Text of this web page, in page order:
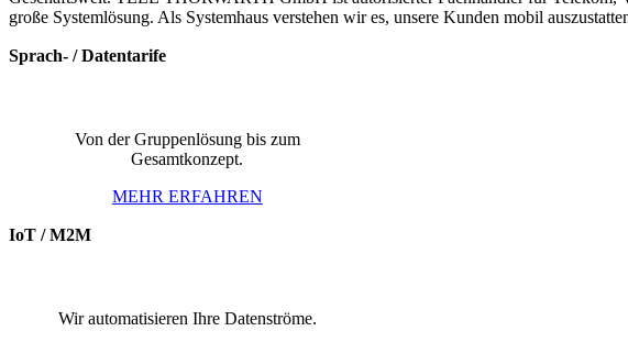
große Systemlösung. Als Systemhaus verstehen wir es, unsere Kunden mobil
Sprach- / Datentarife
Von der Gruppenlösung bis zum
Gesamtkonzept.
MEHR ERFAHREN
IoT / M2M
Wir automatisieren Ihre Datenströme.